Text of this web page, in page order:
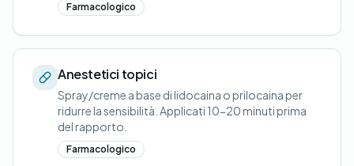
Farmacologico
Anestetici topici
Spray/creme a base di lidocaina o prilocaina per
ridurre la sensibilità. Applicati 10-20 minuti prima
del rapporto.
Farmacologico